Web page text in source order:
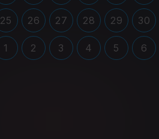
25 26 27 28 29 30
1 2 3 4 5 6